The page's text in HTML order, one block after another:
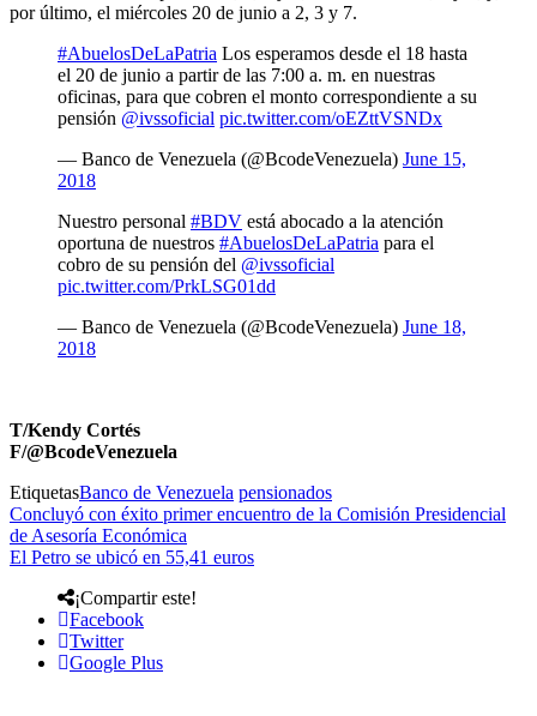
por último, el miércoles 20 de junio a 2, 3 y 7.
#AbuelosDeLaPatria Los esperamos desde el 18 hasta
el 20 de junio a partir de las 7:00 a. m. en nuestras
oficinas, para que cobren el monto correspondiente a su
pensión @ivssoficial pic.twitter.com/oEZttVSNDx
— Banco de Venezuela (@BcodeVenezuela) June 15,
2018
Nuestro personal #BDV está abocado a la atención
oportuna de nuestros #AbuelosDeLaPatria para el
cobro de su pensión del @ivssoficial
pic.twitter.com/PrkLSG01dd
— Banco de Venezuela (@BcodeVenezuela) June 18,
2018
T/Kendy Cortés
F/@BcodeVenezuela
EtiquetasBanco de Venezuela pensionados
Concluyó con éxito primer encuentro de la Comisión Presidencial
de Asesoría Económica
El Petro se ubicó en 55,41 euros
¡Compartir este!
Facebook
Twitter
Google Plus